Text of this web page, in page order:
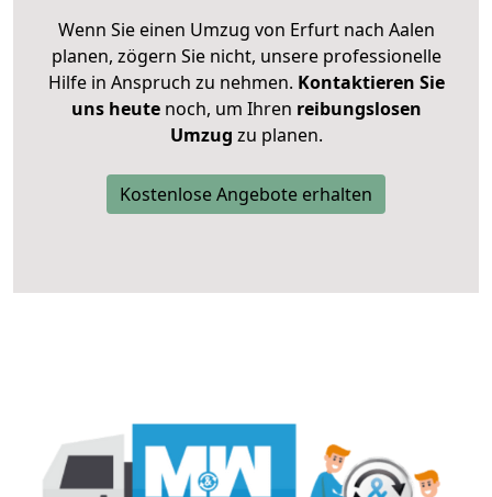
Wenn Sie einen Umzug von Erfurt nach Aalen
planen, zögern Sie nicht, unsere professionelle
Hilfe in Anspruch zu nehmen. Kontaktieren Sie
uns heutenoch, um Ihren reibungslosen
Umzug zu planen.
Kostenlose Angebote erhalten